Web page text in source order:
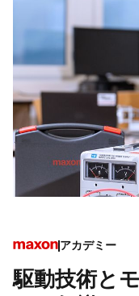
アカデミー
駆動技術と